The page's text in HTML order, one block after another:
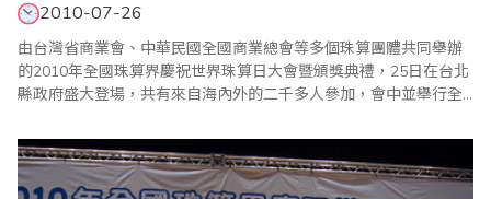
2010-07-26
由台灣省商業會、中華民國全國商業總會等多個珠算團體共同舉辦
的2010年全國珠算界慶祝世界珠算日大會暨頒獎典禮，25日在台北
縣政府盛大登場，共有來自海內外的二千多人參加，會中並舉行全
暨國際珠算邀請賽、國際珠心算學術論壇等系列活動，大幅增進了
台灣與國際珠算學界的情誼。值得一提的是，為凸顯學習珠心算對
於延緩老年失智症的功效，會中特別舉行「..